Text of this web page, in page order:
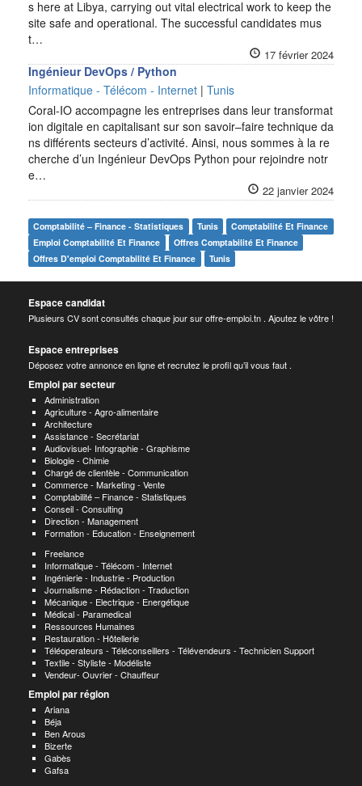
s here at Libya, carrying out vital electrical work to keep the
site safe and operational. The successful candidates mus
t…
17 février 2024
Ingénieur DevOps / Python
Informatique - Télécom - Internet | Tunis
Coral-IO accompagne les entreprises dans leur transformat
ion digitale en capitalisant sur son savoir–faire technique da
ns différents secteurs d’activité. Ainsi, nous sommes à la re
cherche d’un Ingénieur DevOps Python pour rejoindre notr
e…
22 janvier 2024
Comptabilité – Finance - Statistiques Tunis
Comptabilité Et Finance
Emploi Comptabilité Et Finance
Offres Comptabilité Et Finance
Offres D'emploi Comptabilité Et Finance
Tunis
Espace candidat
Plusieurs CV sont consultés chaque jour sur offre-emploi.tn . Ajoutez le vôtre !
Espace entreprises
Déposez votre annonce en ligne et recrutez le profil qu’il vous faut .
Emploi par secteur
Administration
Agriculture - Agro-alimentaire
Architecture
Assistance - Secrétariat
Audiovisuel- Infographie - Graphisme
Biologie - Chimie
Chargé de clientèle - Communication
Commerce - Marketing - Vente
Comptabilité – Finance - Statistiques
Conseil - Consulting
Direction - Management
Formation - Education - Enseignement
Freelance
Informatique - Télécom - Internet
Ingénierie - Industrie - Production
Journalisme - Rédaction - Traduction
Mécanique - Electrique - Energétique
Médical - Paramedical
Ressources Humaines
Restauration - Hôtellerie
Téléoperateurs - Téléconseillers - Télévendeurs - Technicien Support
Textile - Styliste - Modéliste
Vendeur- Ouvrier - Chauffeur
Emploi par région
Ariana
Béja
Ben Arous
Bizerte
Gabès
Gafsa